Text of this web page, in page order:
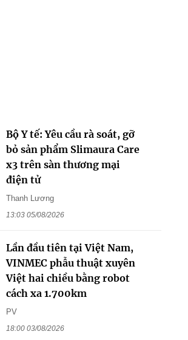
Bộ Y tế: Yêu cầu rà soát, gỡ
bỏ sản phẩm Slimaura Care
x3 trên sàn thương mại
điện tử
Thanh Lương
13:03 05/08/2026
Lần đầu tiên tại Việt Nam,
VINMEC phẫu thuật xuyên
Việt hai chiều bằng robot
cách xa 1.700km
PV
18:00 03/08/2026